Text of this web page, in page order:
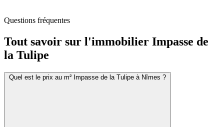
Questions fréquentes
Tout savoir sur l'immobilier Impasse de
la Tulipe
Quel est le prix au m² Impasse de la Tulipe à Nîmes ?